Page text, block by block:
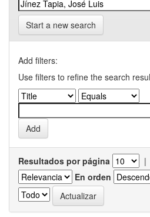
Start a new search
Add filters:
Use filters to refine the search
Resultados por página |
En orden